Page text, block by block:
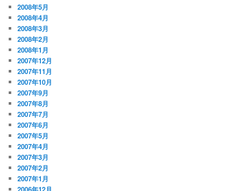
2008年5月
2008年4月
2008年3月
2008年2月
2008年1月
2007年12月
2007年11月
2007年10月
2007年9月
2007年8月
2007年7月
2007年6月
2007年5月
2007年4月
2007年3月
2007年2月
2007年1月